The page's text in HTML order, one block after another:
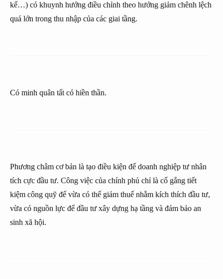
kế…) có khuynh hướng điều chỉnh theo hướng giảm chênh lệch
quá lớn trong thu nhập của các giai tầng.
Có minh quân tất có hiền thần.
Phương châm cơ bản là tạo điều kiện để doanh nghiệp tư nhân
tích cực đầu tư. Công việc của chính phủ chỉ là cố gắng tiết
kiệm công quỹ để vừa có thể giảm thuế nhằm kích thích đầu tư,
vừa có nguồn lực để đầu tư xây dựng hạ tầng và đảm bảo an
sinh xã hội.